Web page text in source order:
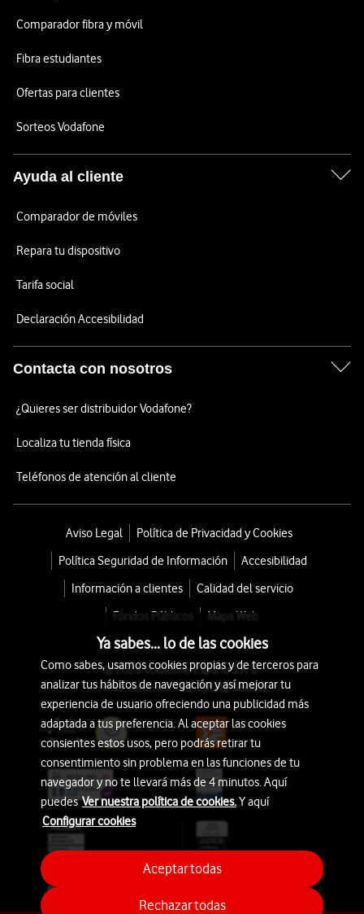
Comparador fibra y móvil
Fibra estudiantes
Ofertas para clientes
Sorteos Vodafone
Ayuda al cliente
Comparador de móviles
Repara tu dispositivo
Tarifa social
Declaración Accesibilidad
Contacta con nosotros
¿Quieres ser distribuidor Vodafone?
Localiza tu tienda física
Teléfonos de atención al cliente
Aviso Legal
Política de Privacidad y Cookies
Política Seguridad de Información
Accesibilidad
Información a clientes
Calidad del servicio
Fondos Públicos
Mapa Web
© 2026 Vodafone España S.A.U.
Avda. América 115, 28042 Madrid
Ya sabes... lo de las cookies
Como sabes, usamos cookies propias y de terceros para
analizar tus hábitos de navegación y así mejorar tu
experiencia de usuario ofreciendo una publicidad más
adaptada a tus preferencia. Al aceptar las cookies
consientes estos usos, pero podrás retirar tu
consentimiento sin problema en las funciones de tu
navegador y no te llevará más de 4 minutos. Aquí
puedesVer nuestra política de cookies.Y aquí
Configurar cookies
Rechazar todas
Aceptar todas